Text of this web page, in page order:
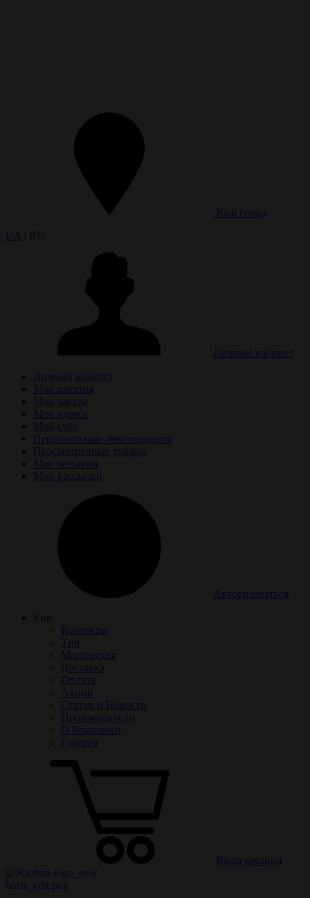
Ваш город
UA
| RU
Личный кабинет
Личный кабинет
Моя корзина
Мои заказы
Мои адреса
Мой счёт
Персональные рекомендации
Просмотренные товары
Мои желания
Мои рассылки
Авторизоваться
Ещё
Контакты
Тир
Мастерская
Доставка
Оплата
Акции
Статьи и Новости
Производители
О Компании
Галерея
Ваша корзина